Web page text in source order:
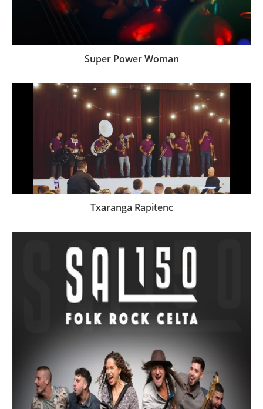
Super Power Woman
Txaranga Rapitenc